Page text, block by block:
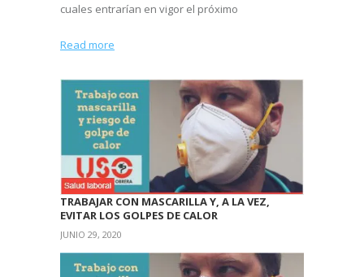
cuales entrarían en vigor el próximo
Read more
TRABAJAR CON MASCARILLA Y, A LA VEZ,
EVITAR LOS GOLPES DE CALOR
JUNIO 29, 2020